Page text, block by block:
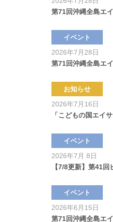
第71回沖縄全島エ
イベント
2026年7月28日
第71回沖縄全島エ
お知らせ
2026年7月16日
「こどもの国エイ
イベント
2026年7月 8日
【7/8更新】第41
イベント
2026年6月15日
第71回沖縄全島エ